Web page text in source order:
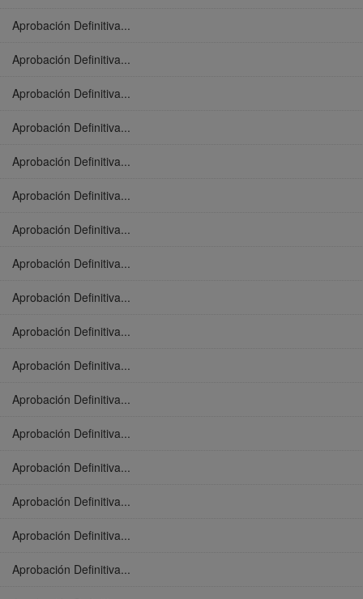
Aprobación Definitiva...
Aprobación Definitiva...
Aprobación Definitiva...
Aprobación Definitiva...
Aprobación Definitiva...
Aprobación Definitiva...
Aprobación Definitiva...
Aprobación Definitiva...
Aprobación Definitiva...
Aprobación Definitiva...
Aprobación Definitiva...
Aprobación Definitiva...
Aprobación Definitiva...
Aprobación Definitiva...
Aprobación Definitiva...
Aprobación Definitiva...
Aprobación Definitiva...